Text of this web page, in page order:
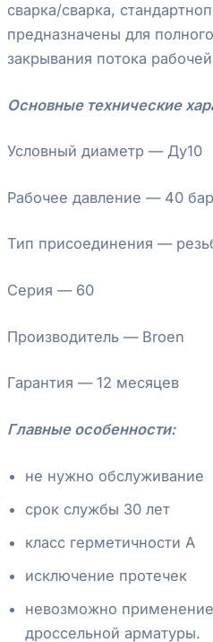
сварка/сварка,
предназначены для
закрывания потока
Основные технические
Условный диаметр — Ду10
Рабочее давление — 40 бар
Тип присоединения —
Серия — 60
Производитель — Broen
Гарантия — 12 месяцев
Главные особенности:
не нужно обслуживание
срок службы 30 лет
класс герметичности А
исключение протечек
невозможно применение
дроссельной арматуры.